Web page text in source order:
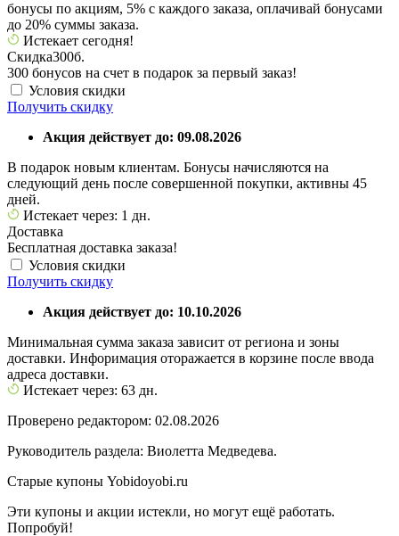
бонусы по акциям, 5% с каждого заказа, оплачивай бонусами
до 20% суммы заказа.
Истекает сегодня!
Скидка300б.
300 бонусов на счет в подарок за первый заказ!
Условия скидки
Получить скидку
Акция действует до: 09.08.2026
В подарок новым клиентам. Бонусы начисляются на
следующий день после совершенной покупки, активны 45
дней.
Истекает через: 1 дн.
Доставка
Бесплатная доставка заказа!
Условия скидки
Получить скидку
Акция действует до: 10.10.2026
Минимальная сумма заказа зависит от региона и зоны
доставки. Инфоримация оторажается в корзине после ввода
адреса доставки.
Истекает через: 63 дн.
Проверено редактором: 02.08.2026
Руководитель раздела: Виолетта Медведева.
Старые купоны Yobidoyobi.ru
Эти купоны и акции истекли, но могут ещё работать.
Попробуй!